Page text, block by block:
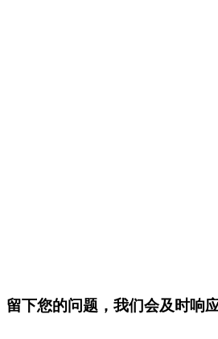
留下您的问题，我们会及时响